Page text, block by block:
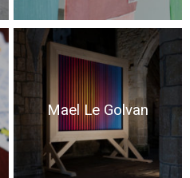
Mael Le Golvan